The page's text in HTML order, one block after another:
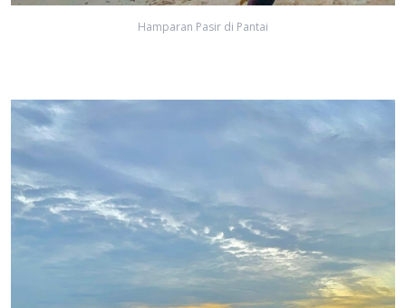
Hamparan Pasir di Pantai